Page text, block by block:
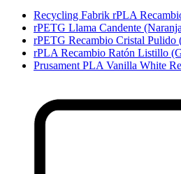
Recycling Fabrik rPLA
rPETG Llama Candente
rPETG Recambio Cristal Pulido
rPLA Recambio Ratón Listillo
Prusament PLA Vanilla White